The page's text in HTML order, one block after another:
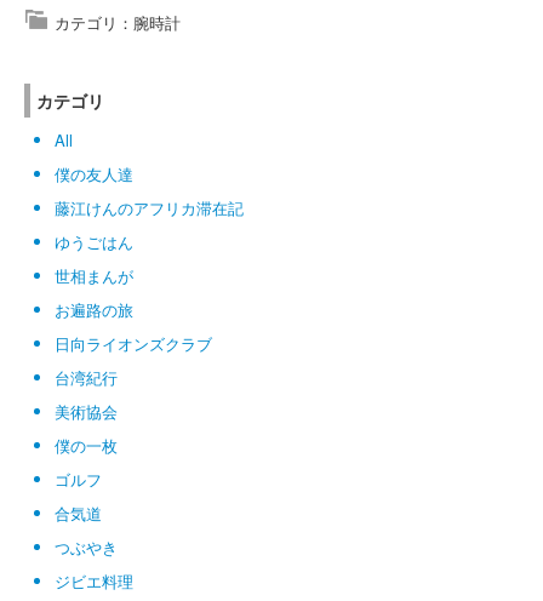
カテゴリ：腕時計
カテゴリ
All
僕の友人達
藤江けんのアフリカ滞在記
ゆうごはん
世相まんが
お遍路の旅
日向ライオンズクラブ
台湾紀行
美術協会
僕の一枚
ゴルフ
合気道
つぶやき
ジビエ料理